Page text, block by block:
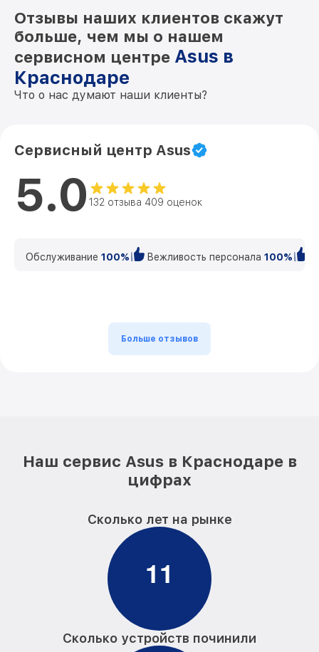
Отзывы наших клиентов скажут
больше, чем мы о нашем
сервисном центре Asus в
Краснодаре
Что о нас думают наши клиенты?
Сервисный центр Asus
5.0 132 отзыва 409 оценок
Обслуживание 100% Вежливость персонала 100%
Больше отзывов
Наш сервис Asus в Краснодаре в
цифрах
Сколько лет на рынке
11
Сколько устройств починили